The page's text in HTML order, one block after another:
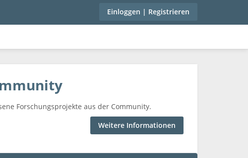
Einloggen | Registrieren
Forschungsprojekte aus der Community.
Weitere Informationen